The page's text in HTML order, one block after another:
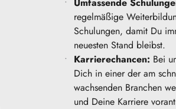
regelmäßige
Schulungen, damit Du
neuesten Stand bleibst.
Karrierechancen: Bei
Dich in einer der am
wachsenden Branchen
und Deine Karriere